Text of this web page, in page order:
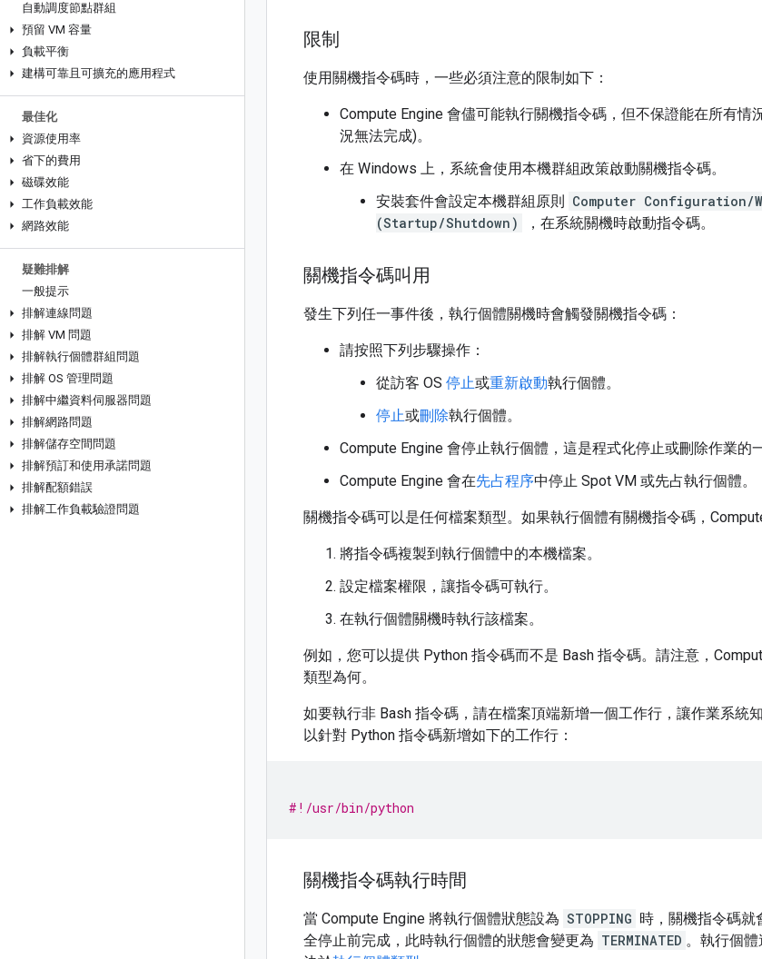
自動調度節點群組
預留 VM 容量
負載平衡
建構可靠且可擴充的應用程式
最佳化
資源使用率
省下的費用
磁碟效能
工作負載效能
網路效能
疑難排解
一般提示
排解連線問題
排解 VM 問題
排解執行個體群組問題
排解 OS 管理問題
排解中繼資料伺服器問題
排解網路問題
排解儲存空間問題
排解預訂和使用承諾問題
排解配額錯誤
排解工作負載驗證問題
限制
使用關機指令碼時，一些必須注意的限制如下：
Compute Engine 會儘可能執行關機指令碼，但不保證能在所有
況無法完成)。
在 Windows 上，系統會使用本機群組政策啟動關機指令碼。
安裝套件會設定本機群組原則 Computer Configuration/
(Startup/Shutdown)
，在系統關機時啟動指令碼。
關機指令碼叫用
發生下列任一事件後，執行個體關機時會觸發關機指令碼：
請按照下列步驟操作：
從訪客 OS 停止或重新啟動執行個體。
停止或刪除執行個體。
Compute Engine 會停止執行個體，這是程式化停止或刪除作業的
Compute Engine 會在先占程序中停止 Spot VM 或先占執行個體。
關機指令碼可以是任何檔案類型。如果執行個體有關機指令碼，
將指令碼複製到執行個體中的本機檔案。
設定檔案權限，讓指令碼可執行。
在執行個體關機時執行該檔案。
例如，您可以提供 Python 指令碼而不是 Bash 指令碼。請注意，
類型為何。
如要執行非 Bash 指令碼，請在檔案頂端新增一個工作行，讓作業系統
以針對 Python 指令碼新增如下的工作行：
#!/usr/bin/python
關機指令碼執行時間
當 Compute Engine 將執行個體狀態設為 STOPPING 時，關機指令碼就
全停止前完成，此時執行個體的狀態會變更為 TERMINATED 。執行個體